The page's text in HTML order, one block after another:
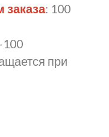
: 100
при